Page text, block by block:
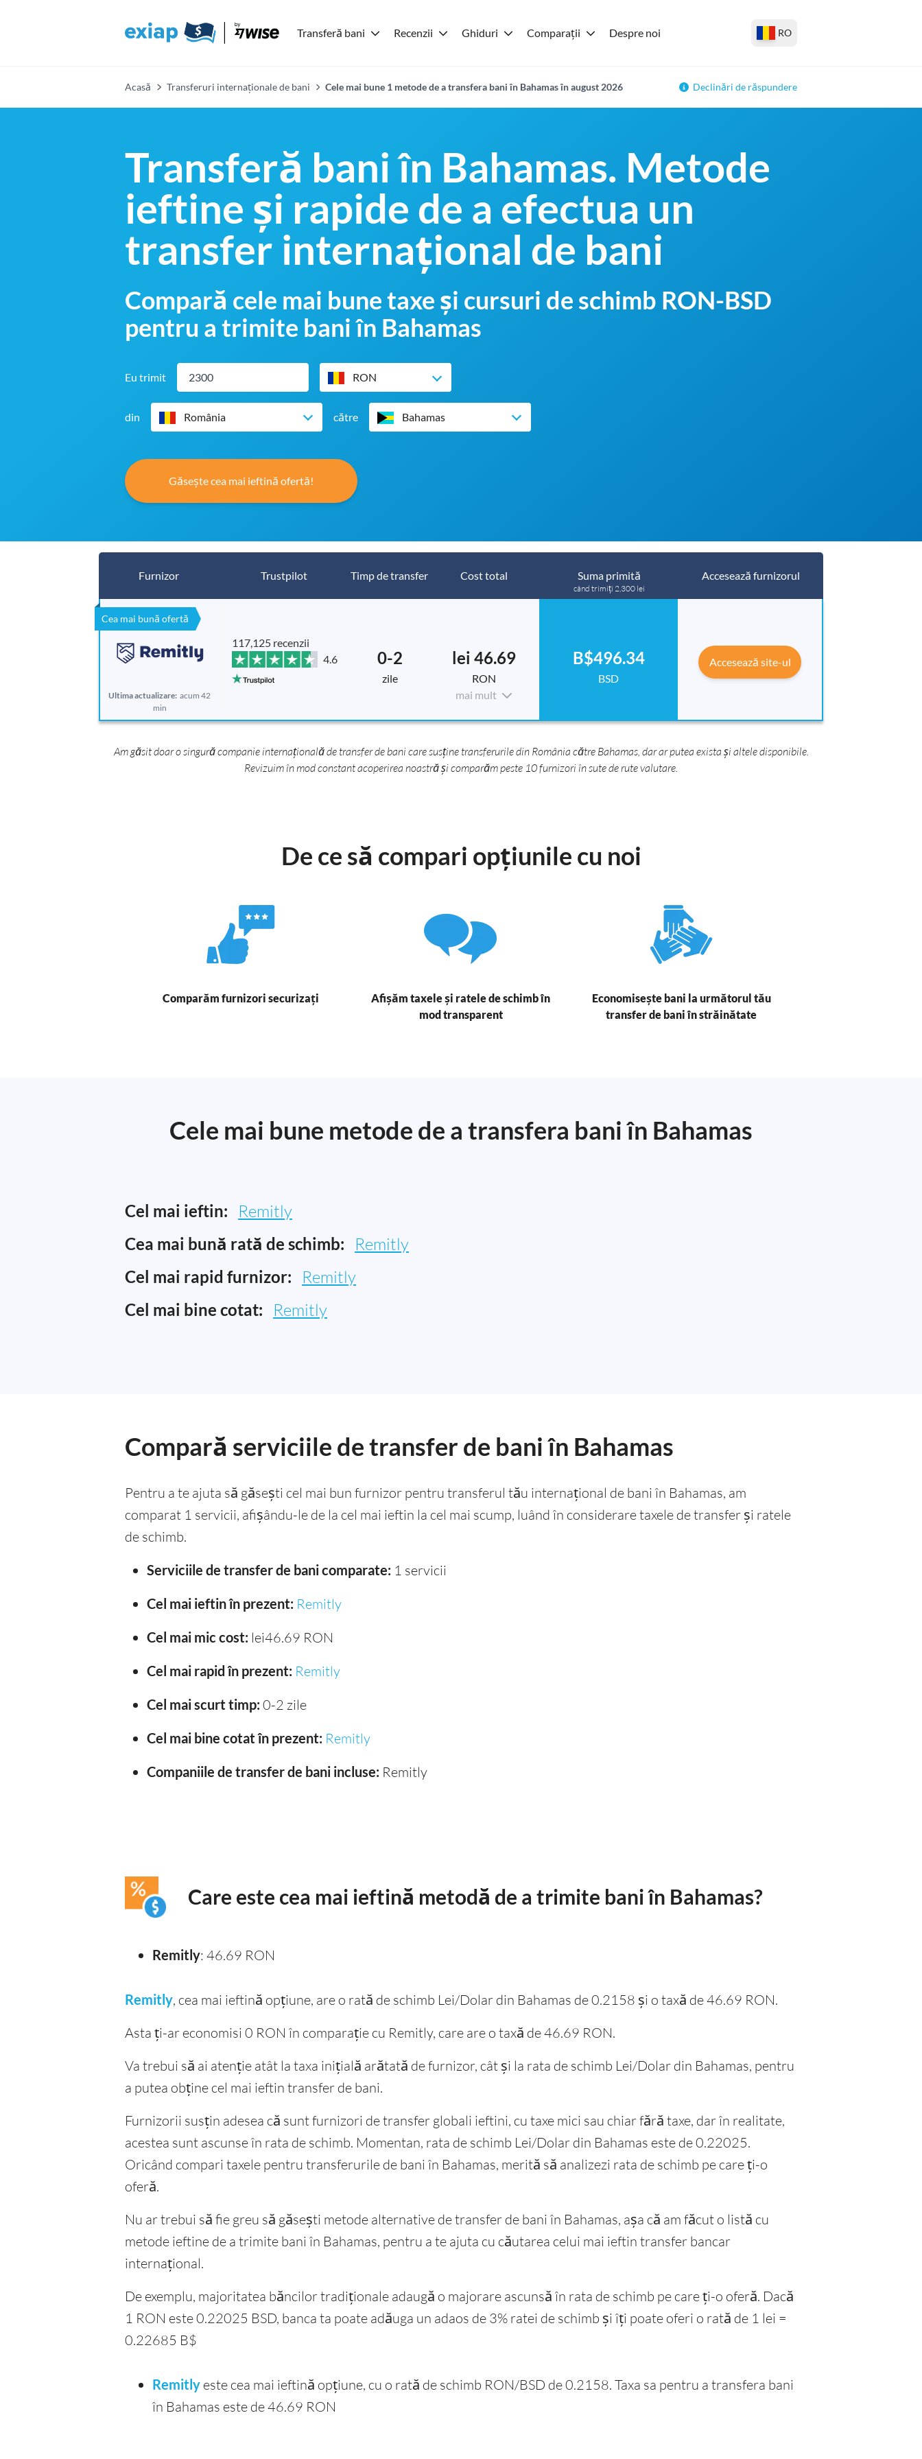
Transferă bani Recenzii Ghiduri Comparații Despre noi RO
Acasă Transferuri internaționale de bani Cele mai bune 1 metode de a transfera bani în Bahamas în august 2026 Declinări de răspundere
Transferă bani în Bahamas. Metode
ieftine și rapide de a efectua un
transfer internațional de bani
Compară cele mai bune taxe și cursuri de schimb RON-BSD
pentru a trimite bani în Bahamas
Eu trimit RON
din România către Bahamas
Găsește cea mai ieftină ofertă!
Furnizor Trustpilot Timp de transfer Cost total Suma primită
când trimiți 2,300 lei
Accesează furnizorul
Cea mai bună ofertă
Ultima actualizare: acum 42
min
117,125 recenzii
4.6
0-2
zile
lei 46.69
RON
mai mult
B$496.34
BSD
Accesează site-ul
Am găsit doar o singură companie internațională de transfer de bani care susține transferurile din România către Bahamas, dar ar putea exista și altele disponibile.
Revizuim în mod constant acoperirea noastră și comparăm peste 10 furnizori în sute de rute valutare.
De ce să compari opțiunile cu noi
Comparăm furnizori securizați
Afișăm taxele și ratele de schimb în
mod transparent
Economisește bani la următorul tău
transfer de bani în străinătate
Cele mai bune metode de a transfera bani în Bahamas
Cel mai ieftin: Remitly
Cea mai bună rată de schimb: Remitly
Cel mai rapid furnizor: Remitly
Cel mai bine cotat: Remitly
Compară serviciile de transfer de bani în Bahamas
Pentru a te ajuta să găsești cel mai bun furnizor pentru transferul tău internațional de bani în Bahamas, am
comparat 1 servicii, afișându-le de la cel mai ieftin la cel mai scump, luând în considerare taxele de transfer și ratele
de schimb.
Serviciile de transfer de bani comparate: 1 servicii
Cel mai ieftin în prezent: Remitly
Cel mai mic cost: lei46.69 RON
Cel mai rapid în prezent: Remitly
Cel mai scurt timp: 0-2 zile
Cel mai bine cotat în prezent: Remitly
Companiile de transfer de bani incluse: Remitly
Care este cea mai ieftină metodă de a trimite bani în Bahamas?
Remitly: 46.69 RON
Remitly, cea mai ieftină opțiune, are o rată de schimb Lei/Dolar din Bahamas de 0.2158 și o taxă de 46.69 RON.
Asta ți-ar economisi 0 RON în comparație cu Remitly, care are o taxă de 46.69 RON.
Va trebui să ai atenție atât la taxa inițială arătată de furnizor, cât și la rata de schimb Lei/Dolar din Bahamas, pentru
a putea obține cel mai ieftin transfer de bani.
Furnizorii susțin adesea că sunt furnizori de transfer globali ieftini, cu taxe mici sau chiar fără taxe, dar în realitate,
acestea sunt ascunse în rata de schimb. Momentan, rata de schimb Lei/Dolar din Bahamas este de 0.22025.
Oricând compari taxele pentru transferurile de bani în Bahamas, merită să analizezi rata de schimb pe care ți-o
oferă.
Nu ar trebui să fie greu să găsești metode alternative de transfer de bani în Bahamas, așa că am făcut o listă cu
metode ieftine de a trimite bani în Bahamas, pentru a te ajuta cu căutarea celui mai ieftin transfer bancar
internațional.
De exemplu, majoritatea băncilor tradiționale adaugă o majorare ascunsă în rata de schimb pe care ți-o oferă. Dacă
1 RON este 0.22025 BSD, banca ta poate adăuga un adaos de 3% ratei de schimb și îți poate oferi o rată de 1 lei =
0.22685 B$
Remitly este cea mai ieftină opțiune, cu o rată de schimb RON/BSD de 0.2158. Taxa sa pentru a transfera bani
în Bahamas este de 46.69 RON